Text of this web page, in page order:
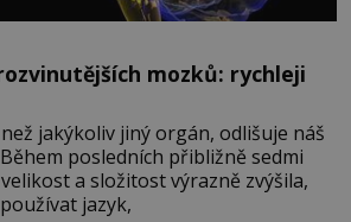
mozků: rychleji
jakýkoliv jiný orgán, odlišuje náš
posledních přibližně sedmi
a složitost výrazně zvýšila,
jazyk,